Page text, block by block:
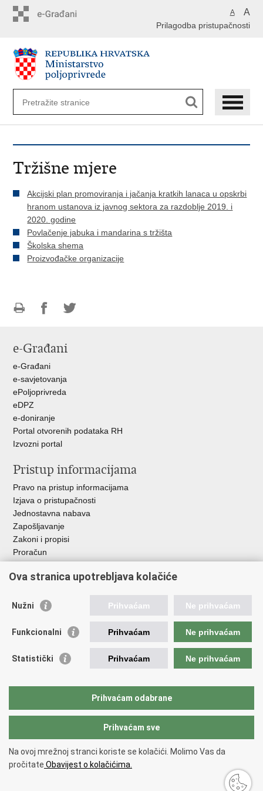
A A
Prilagodba pristupačnosti
Tržišne mjere
Akcijski plan promoviranja i jačanja kratkih lanaca u opskrbi
hranom ustanova iz javnog sektora za razdoblje 2019. i
2020. godine
Povlačenje jabuka i mandarina s tržišta
Školska shema
Proizvođačke organizacije
FacebookuTwitteru
e-Građani
e-Građani
e-savjetovanja
ePoljoprivreda
eDPZ
e-doniranje
Portal otvorenih podataka RH
Izvozni portal
Pristup informacijama
Pravo na pristup informacijama
Izjava o pristupačnosti
Jednostavna nabava
Zapošljavanje
Zakoni i propisi
Proračun
RH
Važne poveznice
Hrvatska agencija za poljoprivredu i hranu
Agencija za plaćanja u poljoprivredi, ribarstvu i ruralnom
razvoju
Hrvatske šume
Pučka pravobraniteljica
Copyright © 2026 Ministarstvo poljoprivrede, šumarstva i ribarstva.
korištenja.
Ova stranica upotrebljava kolačiće
Nužni Prihvaćam Ne prihvaćam
Funkcionalni Prihvaćam Ne prihvaćam
Statistički Prihvaćam Ne prihvaćam
Prihvaćam odabrane
Prihvaćam sve
Na ovoj mrežnoj stranci koriste se kolačići. Molimo Vas da
pročitate Obavijest o kolačićima.